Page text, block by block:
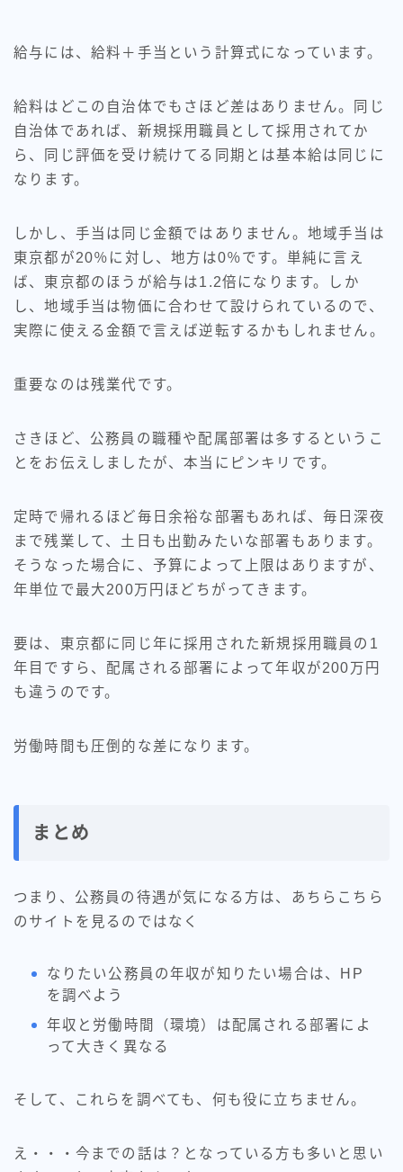
給与には、給料＋手当という計算式になっています。
給料はどこの自治体でもさほど差はありません。同じ
自治体であれば、新規採用職員として採用されてか
ら、同じ評価を受け続けてる同期とは基本給は同じに
なります。
しかし、手当は同じ金額ではありません。地域手当は
東京都が20％に対し、地方は0％です。単純に言え
ば、東京都のほうが給与は1.2倍になります。しか
し、地域手当は物価に合わせて設けられているので、
実際に使える金額で言えば逆転するかもしれません。
重要なのは残業代です。
さきほど、公務員の職種や配属部署は多するというこ
とをお伝えしましたが、本当にピンキリです。
定時で帰れるほど毎日余裕な部署もあれば、毎日深夜
まで残業して、土日も出勤みたいな部署もあります。
そうなった場合に、予算によって上限はありますが、
年単位で最大200万円ほどちがってきます。
要は、東京都に同じ年に採用された新規採用職員の1
年目ですら、配属される部署によって年収が200万円
も違うのです。
労働時間も圧倒的な差になります。
まとめ
つまり、公務員の待遇が気になる方は、あちらこちら
のサイトを見るのではなく
なりたい公務員の年収が知りたい場合は、HP
を調べよう
年収と労働時間（環境）は配属される部署によ
って大きく異なる
そして、これらを調べても、何も役に立ちません。
え・・・今までの話は？となっている方も多いと思い